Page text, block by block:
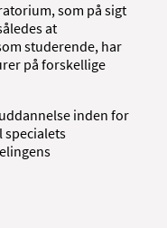
som på sigt
at
studerende, har
på forskellige
inden for
specialets